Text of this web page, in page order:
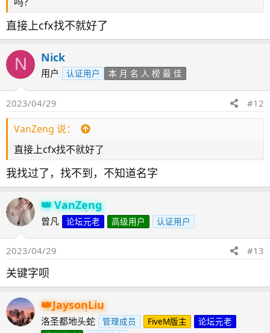
直接上cfx找不就好了
N Nick
用户 认证用户 本 月 名 人 榜 最 佳
2023/04/29 #12
VanZeng 说：
直接上cfx找不就好了
我找过了，找不到，不知道名字
VanZeng
曾凡 论坛元老 高级用户 认证用户
2023/04/29 #13
关键字呗
JaysonLiu
洛圣都地头蛇 管理成员 FiveM版主
论坛元老